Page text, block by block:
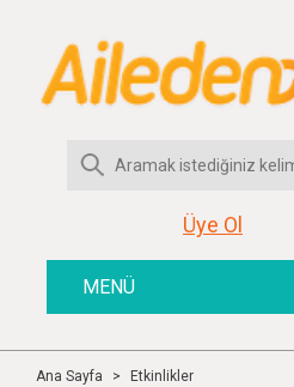
Üye Ol
MENÜ
Ana Sayfa > Etkinlikler